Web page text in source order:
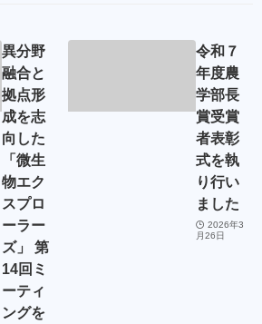
異分野
融合と
拠点形
成を志
向した
「微生
物エク
スプロ
ーラー
ズ」 第
14回ミ
ーティ
ングを
令和７
年度農
学部長
賞受賞
者表彰
式を執
り行い
ました
2026年3
月26日